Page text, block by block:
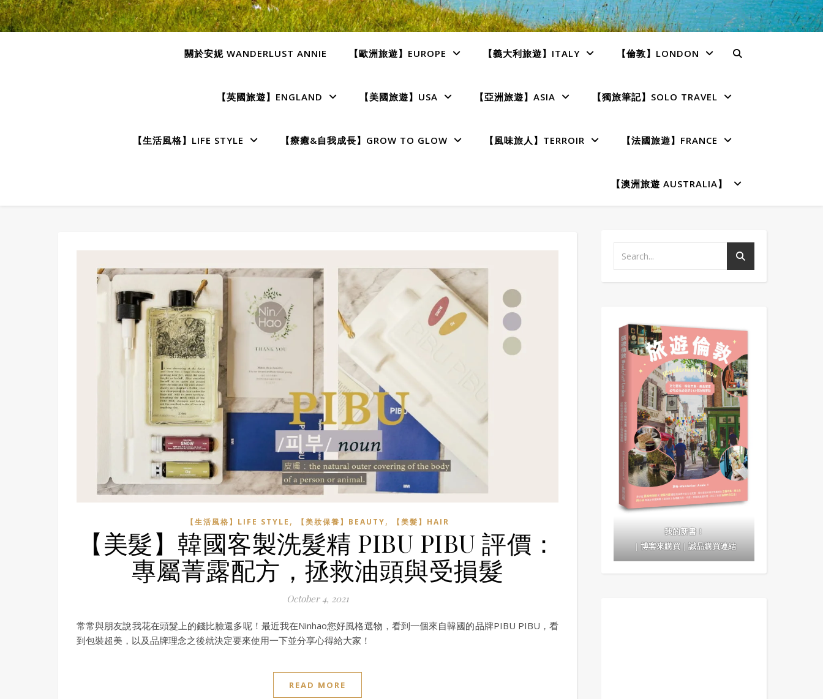
關於安妮 WANDERLUST ANNIE 【歐洲旅遊】EUROPE 【義大利旅遊】ITALY 【倫敦】LONDON
【英國旅遊】ENGLAND 【美國旅遊】USA 【亞洲旅遊】ASIA 【獨旅筆記】SOLO TRAVEL
【生活風格】LIFE STYLE 【療癒&自我成長】GROW TO GLOW 【風味旅人】TERROIR 【法國旅遊】FRANCE
【澳洲旅遊 AUSTRALIA】
【生活風格】LIFE STYLE , 【美妝保養】BEAUTY, 【美髮】HAIR
【美髮】韓國客製洗髮精 PIBU PIBU 評價：
專屬菁露配方，拯救油頭與受損髮
October 4, 2021
常常與朋友說我花在頭髮上的錢比臉還多呢！最近我在Ninhao您好風格選物，看到一個來自韓國的品牌PIBU PIBU，看
到包裝超美，以及品牌理念之後就決定要來使用一下並分享心得給大家！
READ MORE
我的新書！
｜博客來購買｜誠品購買連結